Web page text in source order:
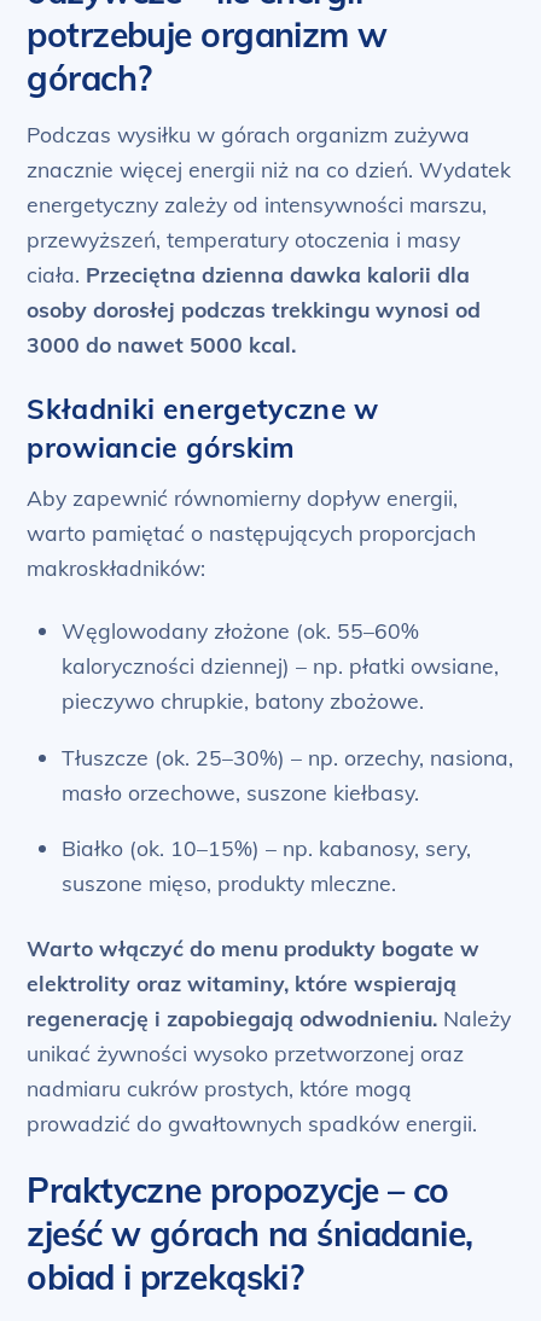
potrzebuje organizm w
górach?
Podczas wysiłku w górach organizm zużywa
znacznie więcej energii niż na co dzień. Wydatek
energetyczny zależy od intensywności marszu,
przewyższeń, temperatury otoczenia i masy
ciała. Przeciętna dzienna dawka kalorii dla
osoby dorosłej podczas trekkingu wynosi od
3000 do nawet 5000 kcal.
Składniki energetyczne w
prowiancie górskim
Aby zapewnić równomierny dopływ energii,
warto pamiętać o następujących proporcjach
makroskładników:
Węglowodany złożone (ok. 55–60%
kaloryczności dziennej) – np. płatki owsiane,
pieczywo chrupkie, batony zbożowe.
Tłuszcze (ok. 25–30%) – np. orzechy, nasiona,
masło orzechowe, suszone kiełbasy.
Białko (ok. 10–15%) – np. kabanosy, sery,
suszone mięso, produkty mleczne.
Warto włączyć do menu produkty bogate w
elektrolity oraz witaminy, które wspierają
regenerację i zapobiegają odwodnieniu. Należy
unikać żywności wysoko przetworzonej oraz
nadmiaru cukrów prostych, które mogą
prowadzić do gwałtownych spadków energii.
Praktyczne propozycje – co
zjeść w górach na śniadanie,
obiad i przekąski?